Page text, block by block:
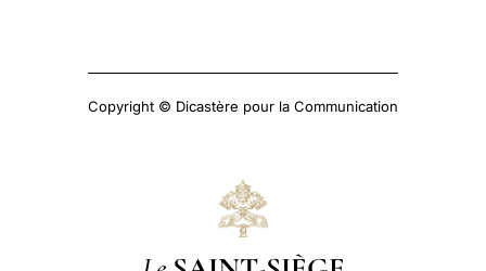
Copyright © Dicastère pour la Communication